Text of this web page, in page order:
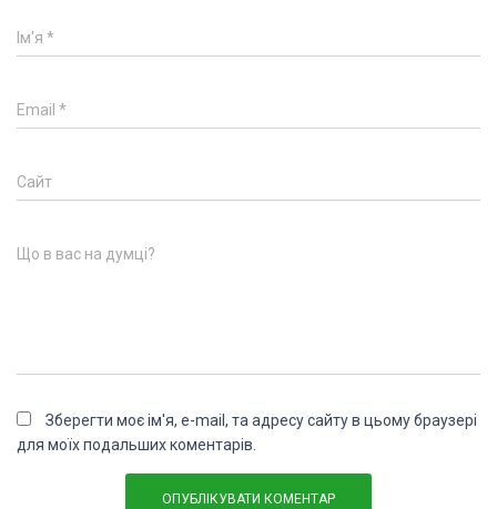
Ім'я *
Email *
Сайт
Що в вас на думці?
Зберегти моє ім'я, e-mail, та адресу сайту в цьому браузері
для моїх подальших коментарів.